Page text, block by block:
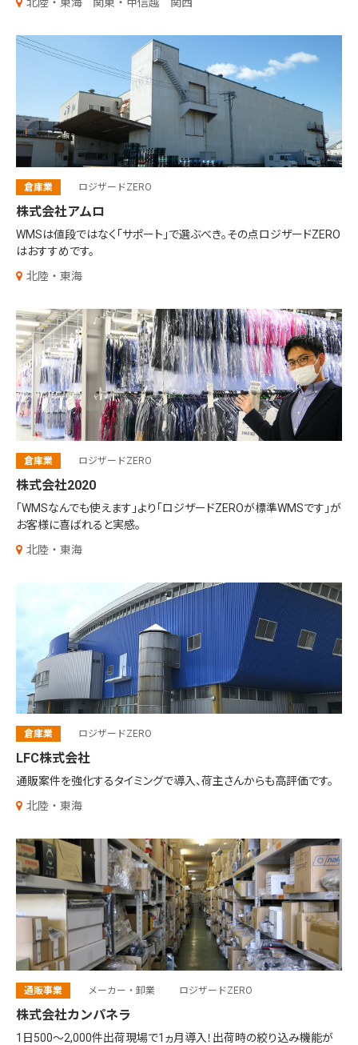
北陸・東海 関東・甲信越 関西
倉庫業 ロジザードZERO
株式会社アムロ
WMSは値段ではなく「サポート」で選ぶべき。その点ロジザードZERO
はおすすめです。
北陸・東海
倉庫業 ロジザードZERO
株式会社2020
「WMSなんでも使えます」より「ロジザードZEROが標準WMSです」が
お客様に喜ばれると実感。
北陸・東海
倉庫業 ロジザードZERO
LFC株式会社
通販案件を強化するタイミングで導入、荷主さんからも高評価です。
北陸・東海
通販事業 メーカー・卸業 ロジザードZERO
株式会社カンパネラ
1日500～2,000件出荷現場で1ヵ月導入！ 出荷時の絞り込み機能が